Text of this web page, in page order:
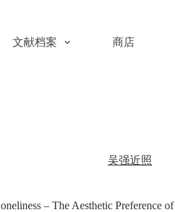
文献档案 商店
– The Aesthetic Preference